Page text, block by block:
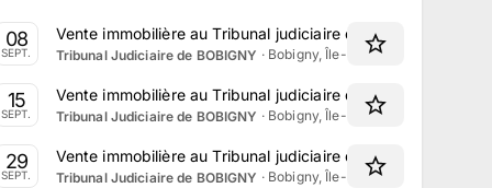
08
SEPT.
Vente immobilière au Tribunal judiciaire de Bobigny le 8
Tribunal Judiciaire de BOBIGNY · Bobigny, Île-de-France
15
SEPT.
Vente immobilière au Tribunal judiciaire de Bobigny le 15
Tribunal Judiciaire de BOBIGNY · Bobigny, Île-de-France
29
SEPT.
Vente immobilière au Tribunal judiciaire de Bobigny le 29
Tribunal Judiciaire de BOBIGNY · Bobigny, Île-de-France